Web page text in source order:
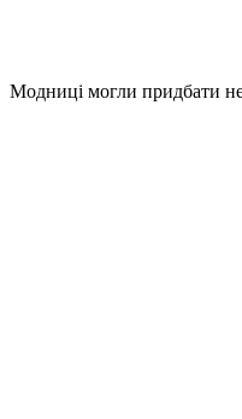
Модниці могли придбати